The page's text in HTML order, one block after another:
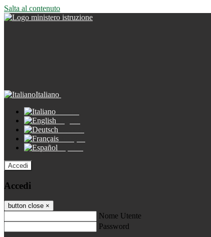
Salta al contenuto
Italiano
Accedi
Accedi
button close ×
Nome Utente
Password